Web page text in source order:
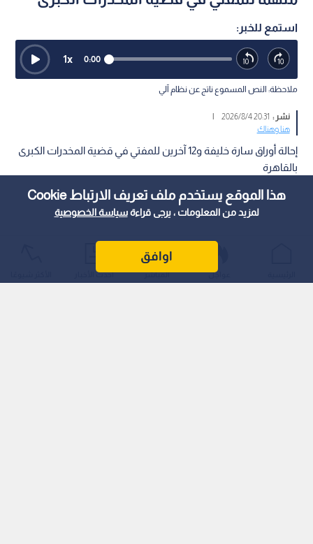
هذا الموقع يستخدم ملف تعريف الارتباط Cookie
لمزيد من المعلومات ، يرجى قراءةسياسة الخصوصية
اوافق
استمع للخبر:
0:00
1x
ملاحظة: النص المسموع ناتج عن نظام آلي
نشر : 20:31 2026/8/4
|
هنا وهناك
إحالة أوراق سارة خليفة و12 آخرين للمفتي في قضية المخدرات الكبرى
بالقاهرة
عواجل المباشر أحدث الأخبار